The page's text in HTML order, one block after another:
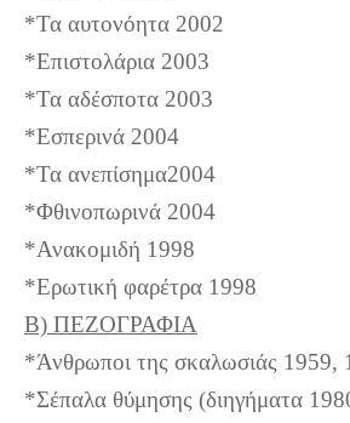
*Τα αυτονόητα 2002
*Επιστολάρια 2003
*Τα αδέσποτα 2003
*Εσπερινά 2004
*Τα ανεπίσημα2004
*Φθινοπωρινά 2004
*Ανακομιδή 1998
*Ερωτική φαρέτρα 1998
Β) ΠΕΖΟΓΡΑΦΙΑ
*Άνθρωποι της σκαλωσιάς 1959,
*Σέπαλα θύμησης (διηγήματα